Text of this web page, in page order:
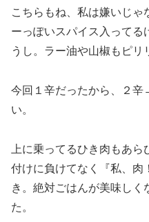
こちらもね、私は嫌いじゃ
ーっぽいスパイス入ってる
うし。ラー油や山椒もピリ
今回１辛だったから、２
い。
上に乗ってるひき肉もあ
付けに負けてなく『私、肉
き。絶対ごはんが美味しく
た。